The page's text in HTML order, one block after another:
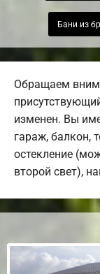
Бани из
Обращаем
изменен. Вы
гараж, балкон,
остекление
второй свет),